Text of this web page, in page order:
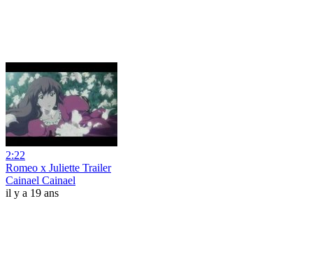
2:22
Romeo x Juliette Trailer
Cainael Cainael
il y a 19 ans